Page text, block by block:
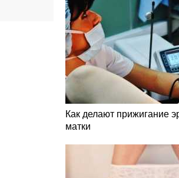
Как делают прижигание
матки